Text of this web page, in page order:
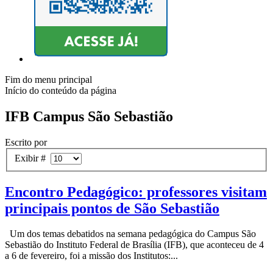
Fim do menu principal
Início do conteúdo da página
IFB Campus São Sebastião
Escrito por
Exibir #
Encontro Pedagógico: professores visitam
principais pontos de São Sebastião
Um dos temas debatidos na semana pedagógica do Campus São
Sebastião do Instituto Federal de Brasília (IFB), que aconteceu de 4
a 6 de fevereiro, foi a missão dos Institutos:...